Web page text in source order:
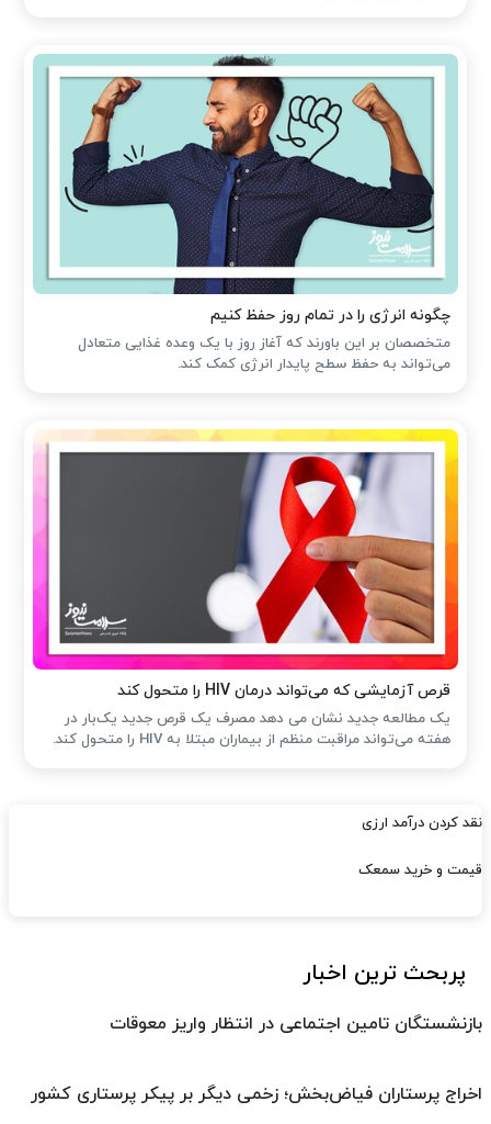
چگونه انرژی را در تمام روز حفظ کنیم
متخصصان بر این باورند که آغاز روز با یک وعده غذایی متعادل
می‌تواند به حفظ سطح پایدار انرژی کمک کند.
قرص آزمایشی که می‌تواند درمان HIV را متحول کند
یک مطالعه جدید نشان می دهد مصرف یک قرص جدید یک‌بار در
هفته می‌تواند مراقبت منظم از بیماران مبتلا به HIV را متحول کند.
نقد کردن درآمد ارزی
قیمت و خرید سمعک
پربحث ترین اخبار
بازنشستگان تامین اجتماعی در انتظار واریز معوقات
اخراج پرستاران فیاض‌بخش؛ زخمی دیگر بر پیکر پرستاری کشور